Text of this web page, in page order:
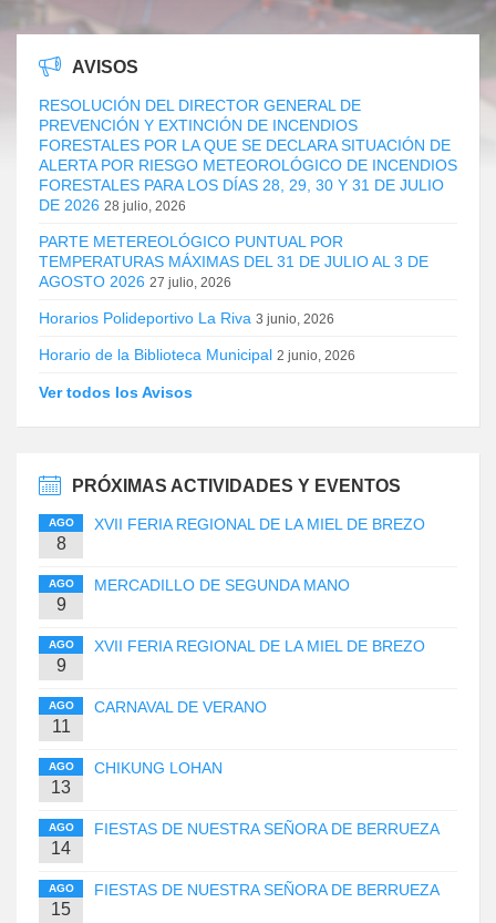
AVISOS
RESOLUCIÓN DEL DIRECTOR GENERAL DE
PREVENCIÓN Y EXTINCIÓN DE INCENDIOS
FORESTALES POR LA QUE SE DECLARA SITUACIÓN DE
ALERTA POR RIESGO METEOROLÓGICO DE INCENDIOS
FORESTALES PARA LOS DÍAS 28, 29, 30 Y 31 DE JULIO
DE 2026 28 julio, 2026
PARTE METEREOLÓGICO PUNTUAL POR
TEMPERATURAS MÁXIMAS DEL 31 DE JULIO AL 3 DE
AGOSTO 2026 27 julio, 2026
Horarios Polideportivo La Riva 3 junio, 2026
Horario de la Biblioteca Municipal 2 junio, 2026
Ver todos los Avisos
PRÓXIMAS ACTIVIDADES Y EVENTOS
AGO
8
XVII FERIA REGIONAL DE LA MIEL DE BREZO
AGO
9
MERCADILLO DE SEGUNDA MANO
AGO
9
XVII FERIA REGIONAL DE LA MIEL DE BREZO
AGO
11
CARNAVAL DE VERANO
AGO
13
CHIKUNG LOHAN
AGO
14
FIESTAS DE NUESTRA SEÑORA DE BERRUEZA
AGO
15
FIESTAS DE NUESTRA SEÑORA DE BERRUEZA